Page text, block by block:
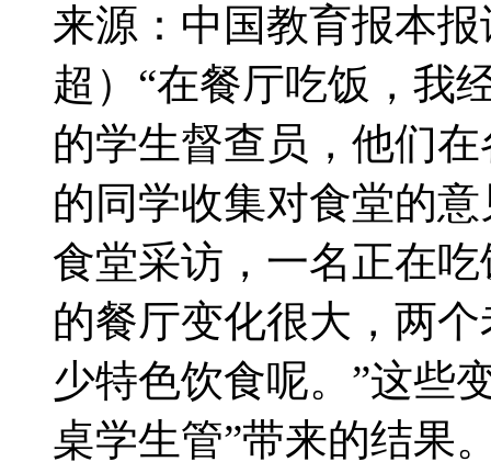
来源：中国教育报本
超）“在餐厅吃饭，我
的学生督查员，他们
的同学收集对食堂的
食堂采访，一名正在
的餐厅变化很大，两
少特色饮食呢。”这些
桌学生管”带来的结果